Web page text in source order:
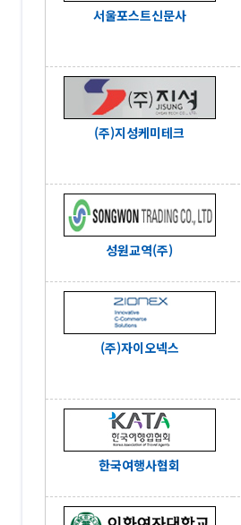
서울포스트신문사
(주)지성케미테크
성원교역(주)
(주)자이오넥스
한국여행사협회